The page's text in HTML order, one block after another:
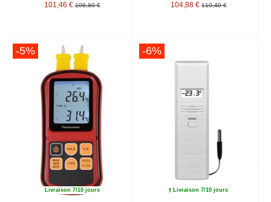
101,46 € 106,80 €
104,88 € 110,40 €
-5%
Livraison 7/10 jours
-6%
Livraison 7/10 jours